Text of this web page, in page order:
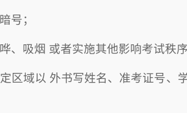
号；
、吸烟 或者实施其他影响考试秩序
区域以 外书写姓名、准考证号、